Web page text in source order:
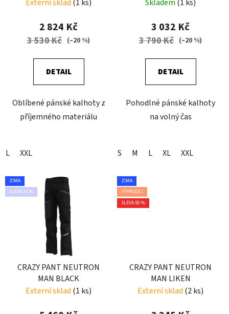
Externí sklad (1 ks)
2 824 Kč
3 530 Kč (–20 %)
DETAIL
Oblíbené pánské kalhoty z
příjemného materiálu
L XXL
Skladem (1 ks)
3 032 Kč
3 790 Kč (–20 %)
DETAIL
Pohodlné pánské kalhoty
na volný čas
S M L XL XXL
ZIMA
SLEVA 30 %
CRAZY PANT NEUTRON
MAN BLACK
Externí sklad (1 ks)
ZIMA
VÝPRODEJ
SLEVA 50 %
CRAZY PANT NEUTRON
MAN LIKEN
Externí sklad (2 ks)